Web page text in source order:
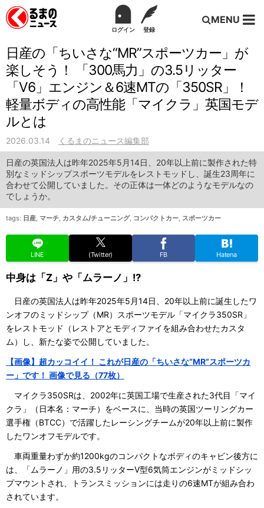
ログイン 登録
MENU
日産の「ちいさな“MR”スポーツカー」が
楽しそう！ 「300馬力」の3.5リッター
「V6」エンジン＆6速MTの「350SR」！
軽量ボディの高性能「マイクラ」英国モデ
ルとは
2026.03.14 くるまのニュース編集部
日産の英国法人は昨年2025年5月14日、20年以上前に製作された特
別なミッドシップスポーツモデルをレストモッドし、誕生23周年に
合わせて公開していました。その正体は一体どのようなモデルなの
でしょうか。
tags: 日産, マーチ, カスタム/チューニング, コンパクトカー, スポーツカー
LINE (Twitter) FB Hatena
中身は「Z」や「ムラーノ」!?
日産の英国法人は昨年2025年5月14日、20年以上前に誕生したワ
ンオフのミッドシップ（MR）スポーツモデル「マイクラ350SR」
をレストモッド（レストアとモディファイを組み合わせたカスタ
ム）し、新たな姿で公開していました。
【画像】超カッコイイ！ これが日産の「ちいさな“MR”スポーツカ
ー」です！ 画像で見る（77枚）
マイクラ350SRは、2002年に英国工場で生産された3代目「マイ
クラ」（日本名：マーチ）をベースに、当時の英国ツーリングカー
選手権（BTCC）で活躍したレーシングチームが20年以上前に製作
したワンオフモデルです。
車両重量わずか約1200kgのコンパクトなボディのキャビン後方に
は、「ムラーノ」用の3.5リッターV型6気筒エンジンがミッドシッ
プマウントされ、トランスミッションには走りの6速MTが組み合わ
されています。